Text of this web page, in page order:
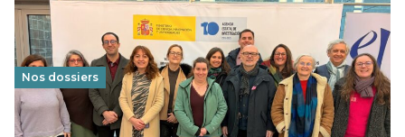
Nos dossiers
Éducation au vivre-ensemble : un échange croisé